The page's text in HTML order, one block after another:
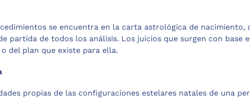
se encuentra en la carta astrológica de nacimiento,
partida de todos los análisis. Los juicios que surgen con base
del plan que existe para ella.
propias de las configuraciones estelares natales de una